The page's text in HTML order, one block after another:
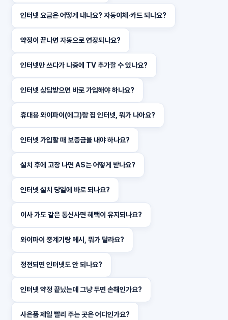
인터넷 요금은 어떻게 내나요? 자동이체·카드 되나요?
약정이 끝나면 자동으로 연장되나요?
인터넷만 쓰다가 나중에 TV 추가할 수 있나요?
인터넷 상담받으면 바로 가입해야 하나요?
휴대용 와이파이(에그)랑 집 인터넷, 뭐가 나아요?
인터넷 가입할 때 보증금을 내야 하나요?
설치 후에 고장 나면 AS는 어떻게 받나요?
인터넷 설치 당일에 바로 되나요?
이사 가도 같은 통신사면 혜택이 유지되나요?
와이파이 중계기랑 메시, 뭐가 달라요?
정전되면 인터넷도 안 되나요?
인터넷 약정 끝났는데 그냥 두면 손해인가요?
사은품 제일 빨리 주는 곳은 어디인가요?